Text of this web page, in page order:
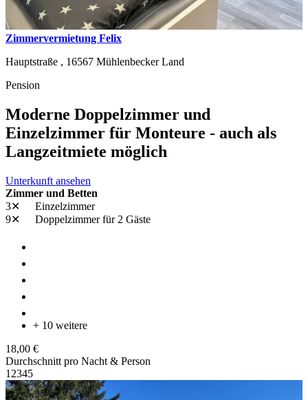
Zimmervermietung Felix
Hauptstraße , 16567 Mühlenbecker Land
Pension
Moderne Doppelzimmer und
Einzelzimmer für Monteure - auch als
Langzeitmiete möglich
Unterkunft ansehen
Zimmer und Betten
3✕
Einzelzimmer
9✕
Doppelzimmerfür 2 Gäste
+ 10 weitere
18,00 €
Durchschnitt pro Nacht & Person
1 2345